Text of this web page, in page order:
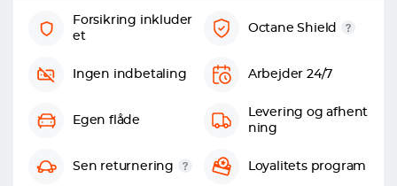
Forsikring inkluder
et
Octane Shield
Ingen indbetaling Arbejder 24/7
Egen flåde
Levering og afhent
ning
Sen returnering Loyalitets program